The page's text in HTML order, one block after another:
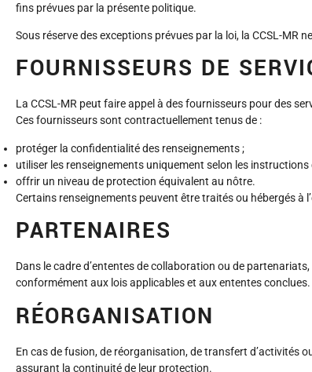
fins prévues par la présente politique.
Sous réserve des exceptions prévues par la loi, la CCSL-
FOURNISSEURS DE
La CCSL-MR peut faire appel à des fournisseurs pour des
Ces fournisseurs sont contractuellement tenus de :
protéger la confidentialité des renseignements ;
utiliser les renseignements uniquement selon les instructions
offrir un niveau de protection équivalent au nôtre.
Certains renseignements peuvent être traités ou hébergés à
PARTENAIRES
Dans le cadre d’ententes de collaboration ou de
conformément aux lois applicables et aux ententes conclues.
RÉORGANISATION
En cas de fusion, de réorganisation, de transfert d’activités
assurant la continuité de leur protection.